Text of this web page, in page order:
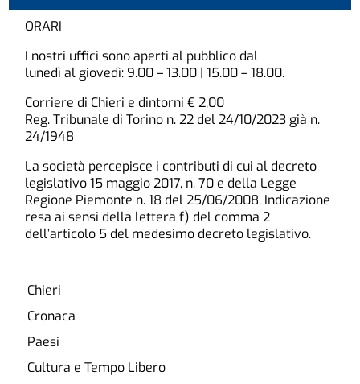
ORARI
I nostri uffici sono aperti al pubblico dal
lunedì al giovedì: 9.00 – 13.00 | 15.00 – 18.00.
Corriere di Chieri e dintorni € 2,00
Reg. Tribunale di Torino n. 22 del 24/10/2023 già n.
24/1948
La società percepisce i contributi di cui al decreto
legislativo 15 maggio 2017, n. 70 e della Legge
Regione Piemonte n. 18 del 25/06/2008. Indicazione
resa ai sensi della lettera f) del comma 2
dell’articolo 5 del medesimo decreto legislativo.
Chieri
Cronaca
Paesi
Cultura e Tempo Libero